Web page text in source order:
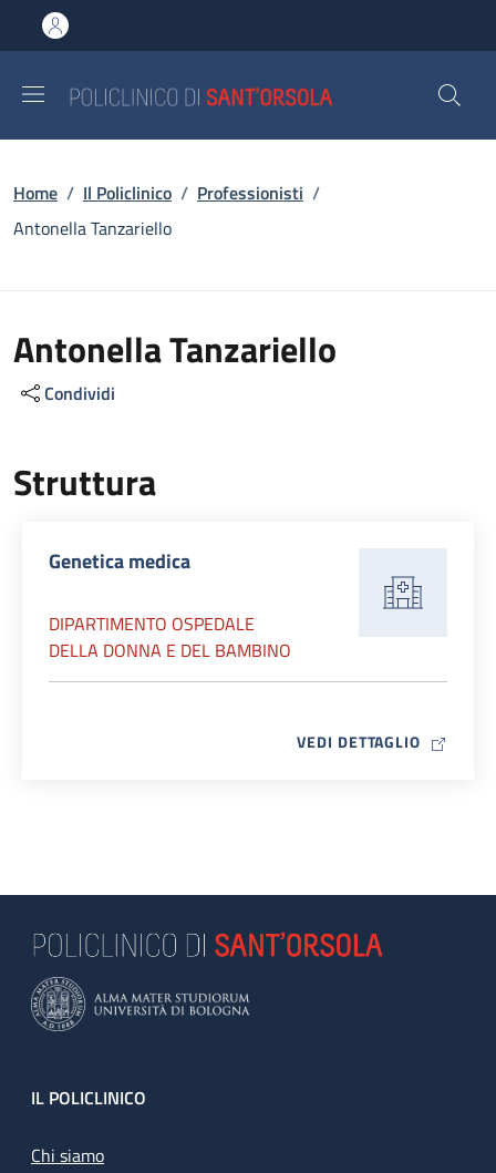
al contenuto principale
to footer content
Briciole di pane
Home / Il Policlinico / Professionisti /
Antonella Tanzariello
Antonella Tanzariello
Condividi
Struttura
Genetica medica
DIPARTIMENTO OSPEDALE
DELLA DONNA E DEL BAMBINO
VEDI DETTAGLIO MAP ICON
Footer
IL POLICLINICO
Chi siamo